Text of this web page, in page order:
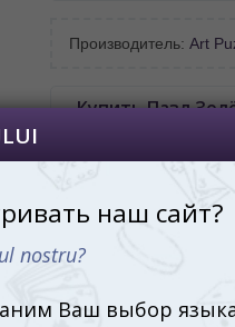
Производитель: Art
Купить Пазл
по Кишиневу
или